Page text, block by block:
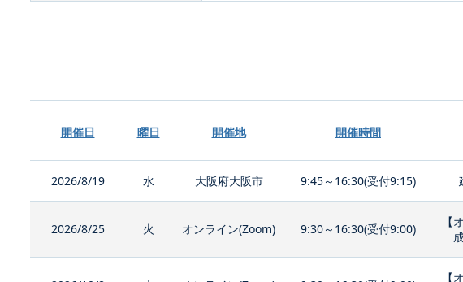
開催日 曜日 開催地 開催時間
2026/8/19 水 大阪府大阪市 9:45～16:30(受付9:15)
2026/8/25 火 オンライン(Zoom) 9:30～16:30(受付9:00)
【
【